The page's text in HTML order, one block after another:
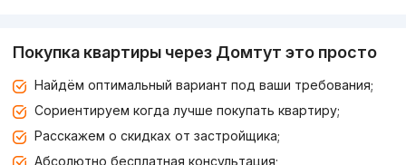
Покупка квартиры через Домтут это просто
Найдём оптимальный вариант под ваши требования;
Сориентируем когда лучше покупать квартиру;
Расскажем о скидках от застройщика;
Абсолютно бесплатная консультация;